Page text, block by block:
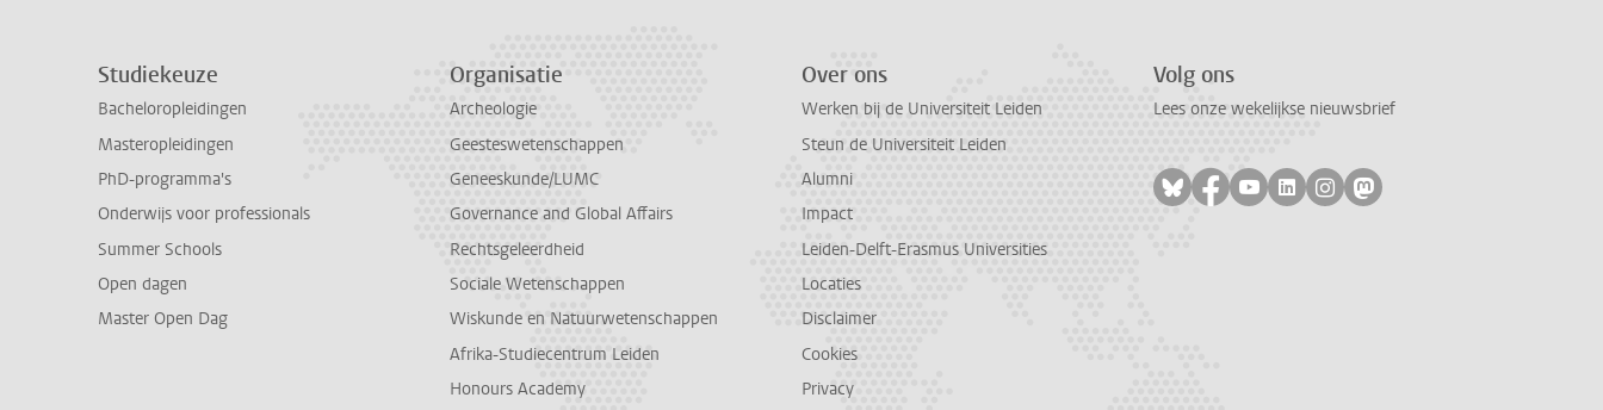
Studiekeuze
Bacheloropleidingen
Masteropleidingen
PhD-programma's
Onderwijs voor professionals
Summer Schools
Open dagen
Master Open Dag
Organisatie
Archeologie
Geesteswetenschappen
Geneeskunde/LUMC
Governance and Global Affairs
Rechtsgeleerdheid
Sociale Wetenschappen
Wiskunde en Natuurwetenschappen
Afrika-Studiecentrum Leiden
Honours Academy
Over ons
Werken bij de Universiteit Leiden
Steun de Universiteit Leiden
Alumni
Impact
Leiden-Delft-Erasmus Universities
Locaties
Disclaimer
Cookies
Privacy
Volg ons
Lees onze wekelijkse nieuwsbrief
Volg ons op bluesky
Volg ons op facebook
Volg ons op youtube
Volg ons op linkedin
Volg ons op instagram
Volg ons op mastodon